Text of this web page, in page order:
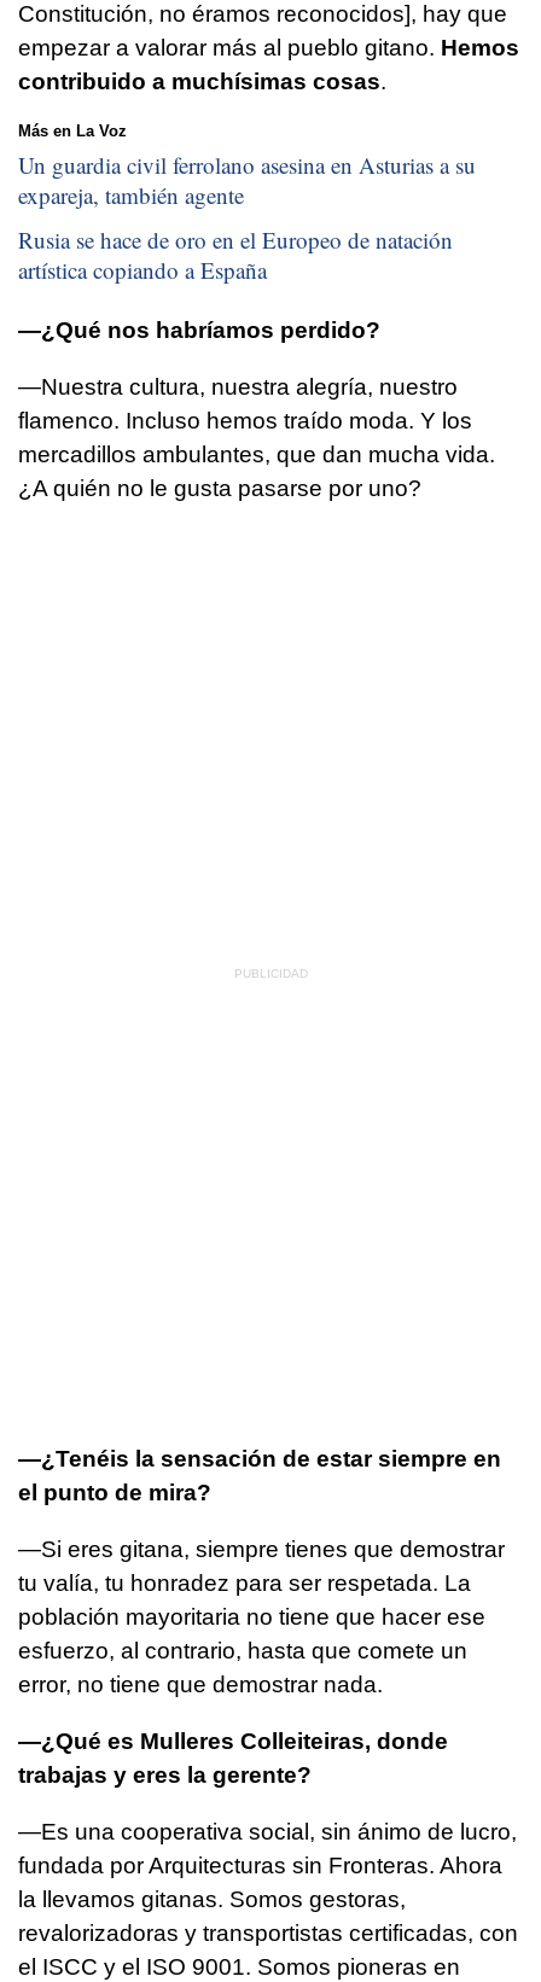
Constitución, no éramos reconocidos], hay que
empezar a valorar más al pueblo gitano. Hemos
contribuido a muchísimas cosas.
Más en La Voz
Un guardia civil ferrolano asesina en Asturias a su
expareja, también agente
Rusia se hace de oro en el Europeo de natación
artística copiando a España
—¿Qué nos habríamos perdido?
—Nuestra cultura, nuestra alegría, nuestro
flamenco. Incluso hemos traído moda. Y los
mercadillos ambulantes, que dan mucha vida.
¿A quién no le gusta pasarse por uno?
—¿Tenéis la sensación de estar siempre en
el punto de mira?
—Si eres gitana, siempre tienes que demostrar
tu valía, tu honradez para ser respetada. La
población mayoritaria no tiene que hacer ese
esfuerzo, al contrario, hasta que comete un
error, no tiene que demostrar nada.
—¿Qué es Mulleres Colleiteiras, donde
trabajas y eres la gerente?
—Es una cooperativa social, sin ánimo de lucro,
fundada por Arquitecturas sin Fronteras. Ahora
la llevamos gitanas. Somos gestoras,
revalorizadoras y transportistas certificadas, con
el ISCC y el ISO 9001. Somos pioneras en